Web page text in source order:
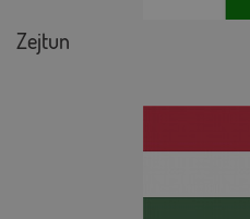
Zejtun